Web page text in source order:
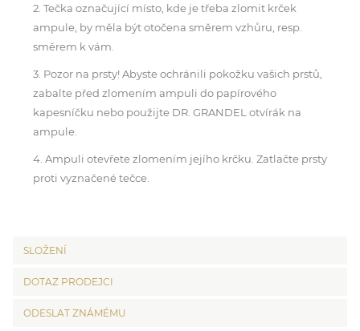
2. Tečka označující místo, kde je třeba zlomit krček
ampule, by měla být otočena směrem vzhůru, resp.
směrem k vám.
3. Pozor na prsty! Abyste ochránili pokožku vašich prstů,
zabalte před zlomením ampuli do papírového
kapesníčku nebo použijte DR. GRANDEL otvírák na
ampule.
4. Ampuli otevřete zlomením jejího krčku. Zatlačte prsty
proti vyznačené tečce.
SLOŽENÍ
DOTAZ PRODEJCI
ODESLAT ZNÁMÉMU